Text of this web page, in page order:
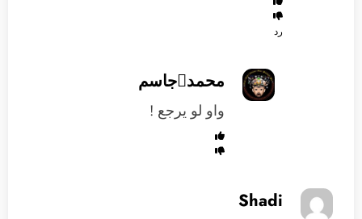
رد
محمدجاسم
واو لو يرجع !
Shadi